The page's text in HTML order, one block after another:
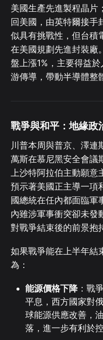
美國生產先進製程晶片
回美國，由英特爾接手
似具有挑戰性，但台積
在美國規劃先進封裝廠
盤上漲1%，主要得益
游傳導，帶動半導體整
戰爭與和平：地緣政
川普本周與普京、澤連
萬斯在慕尼黑安全會議
上沙特阿拉伯主動願
預示著美國正主導一項
國總統在任內都面臨軍
內雖涉軍事衝突卻未發
對戰爭結束後的前景抱
如果戰爭能在上半年結
為：
能源價格下降：戰
平息，西方國家對
球能源供應改善，
落，進一步有利於